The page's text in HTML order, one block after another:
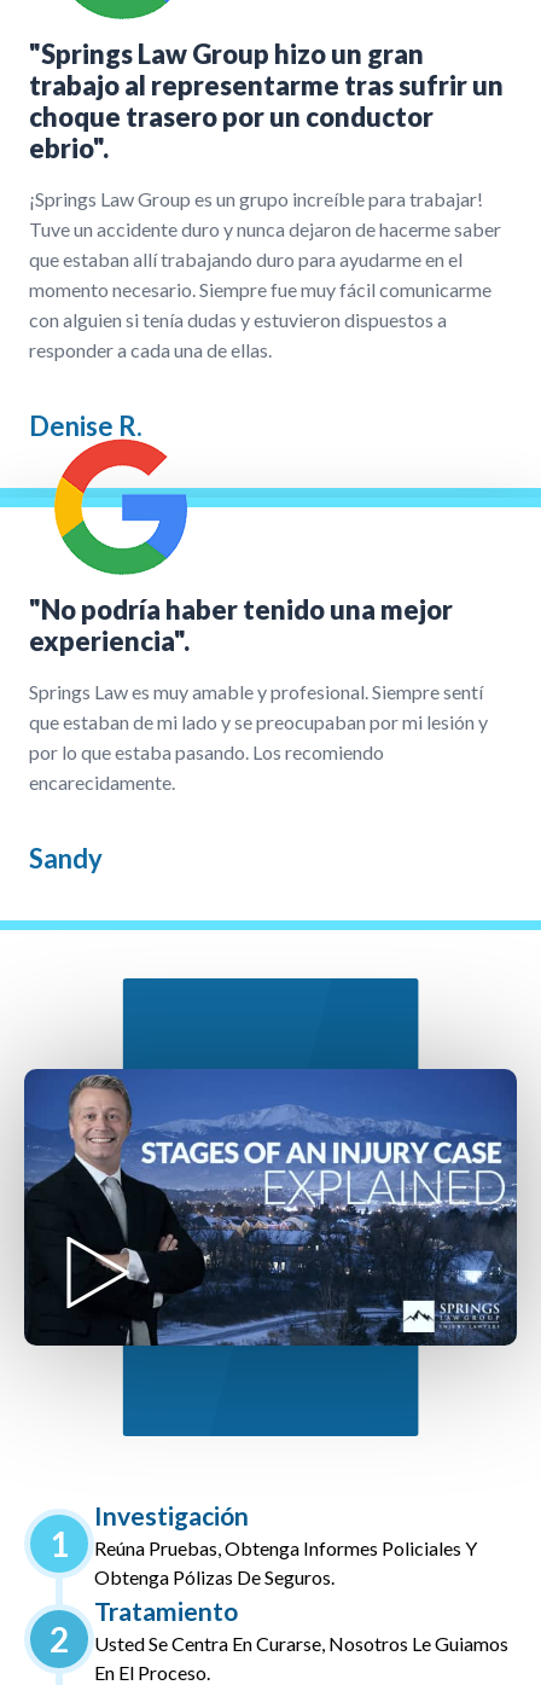
"Springs Law Group hizo un gran
trabajo al representarme tras sufrir un
choque trasero por un conductor
ebrio".
¡Springs Law Group es un grupo increíble para trabajar!
Tuve un accidente duro y nunca dejaron de hacerme saber
que estaban allí trabajando duro para ayudarme en el
momento necesario. Siempre fue muy fácil comunicarme
con alguien si tenía dudas y estuvieron dispuestos a
responder a cada una de ellas.
Denise R.
"No podría haber tenido una mejor
experiencia".
Springs Law es muy amable y profesional. Siempre sentí
que estaban de mi lado y se preocupaban por mi lesión y
por lo que estaba pasando. Los recomiendo
encarecidamente.
Sandy
1
Investigación
Reúna Pruebas, Obtenga Informes Policiales Y
Obtenga Pólizas De Seguros.
2
Tratamiento
Usted Se Centra En Curarse, Nosotros Le Guiamos
En El Proceso.